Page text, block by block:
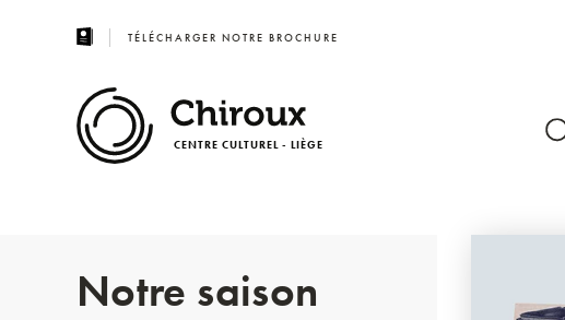
TÉLÉCHARGER NOTRE BROCHURE
CENTRE CULTUREL - LIÈGE
Notre saison